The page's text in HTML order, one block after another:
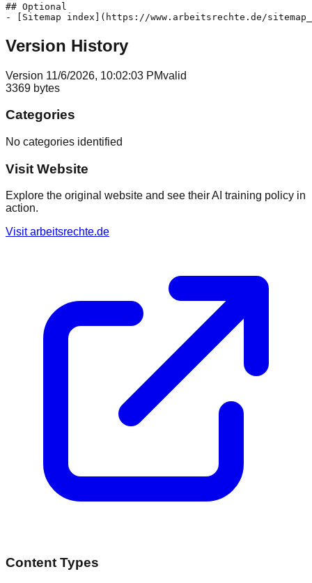
## Optional
Version History
Version 11/6/2026, 10:02:03 PMvalid
3369 bytes
Categories
No categories identified
Visit Website
Explore the original website and see their AI training policy in
action.
Visitarbeitsrechte.de
Content Types